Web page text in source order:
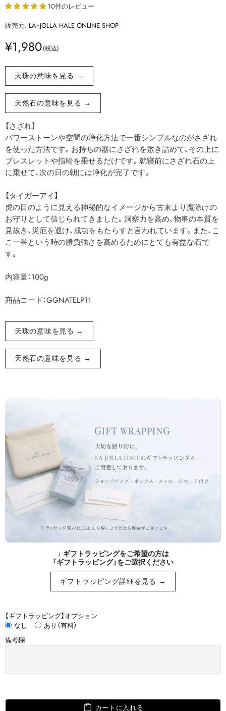
10件のレビュー
販売元: LA・JOLLA HALE ONLINE SHOP
¥1,980
天珠の意味を見る →
天然石の意味を見る →
【さざれ】
パワーストーンや空間の浄化方法で一番シンプルなのがさざれ
を使った方法です。お持ちの器にさざれを敷き詰めて、その上に
ブレスレットや指輪を乗せるだけです。就寝前にさざれ石の上
に乗せて、次の日の朝には浄化が完了です。
【タイガーアイ】
虎の目のように見える神秘的なイメージから古来より魔除けの
お守りとして信じられてきました。洞察力を高め、物事の本質を
見抜き、災厄を退け、成功をもたらすと言われています。また、こ
こ一番という時の勝負強さを高めるためにとても有益な石で
す。
内容量：100g
商品コード：GGNATELP11
天珠の意味を見る →
天然石の意味を見る →
↓ ギフトラッピングをご希望の方は
「ギフトラッピング」をご選択ください
ギフトラッピング詳細を見る →
【ギフトラッピング】オプション
なし
あり（有料）
備考欄
カートに入れる